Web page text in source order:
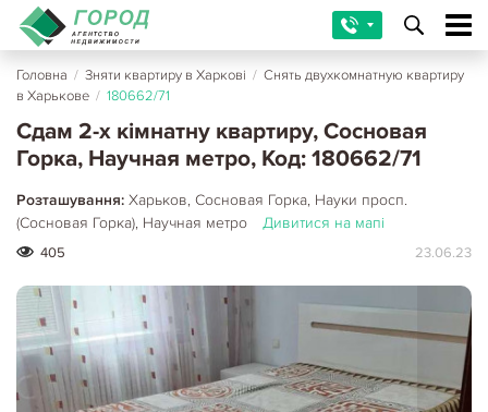
Головна / Зняти квартиру в Харкові / Снять двухкомнатную квартиру
в Харькове / 180662/71
Сдам 2-х кімнатну квартиру, Сосновая
Горка, Научная метро, Код: 180662/71
Розташування: Харьков, Сосновая Горка, Науки просп.
(Сосновая Горка), Научная метро
Дивитися на мапі
405 23.06.23